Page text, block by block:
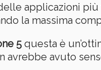
applicazioni
la massima
5 questa è
avrebbe avuto